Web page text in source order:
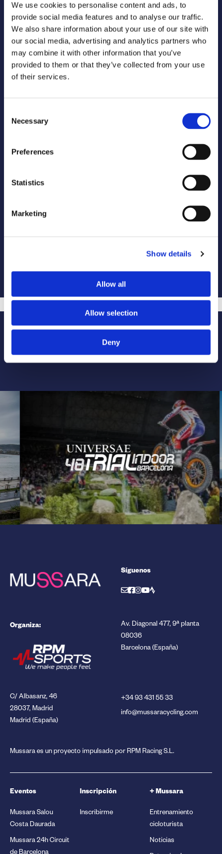
We use cookies to personalise content and ads, to
provide social media features and to analyse our traffic.
We also share information about your use of our site with
our social media, advertising and analytics partners who
may combine it with other information that you’ve
provided to them or that they’ve collected from your use
of their services.
Selection
Necessary
Preferences
Statistics
Marketing
Show details
Allow all
Allow selection
Deny
Official Suppliers
Más eventos RPM Sports:
Síguenos
Organiza:
Av. Diagonal 477, 9ª planta
08036
Barcelona (España)
C/ Albasanz, 46
28037, Madrid
Madrid (España)
+34 93 431 55 33
info@mussaracycling.com
Mussara es un proyecto impulsado por RPM Racing S.L.
Eventos
Mussara Salou
Costa Daurada
Mussara 24h Circuit
Inscripción
Inscribirme
+ Mussara
Entrenamiento
cicloturista
Noticias